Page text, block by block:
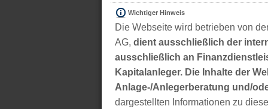
Wichtiger Hinweis
Die Webseite wird betrieben von
AG, dient ausschließlich der
ausschließlich an
Kapitalanleger. Die Inhalte der
Anlage-/Anlegerberatung und/
dargestellten Informationen zu